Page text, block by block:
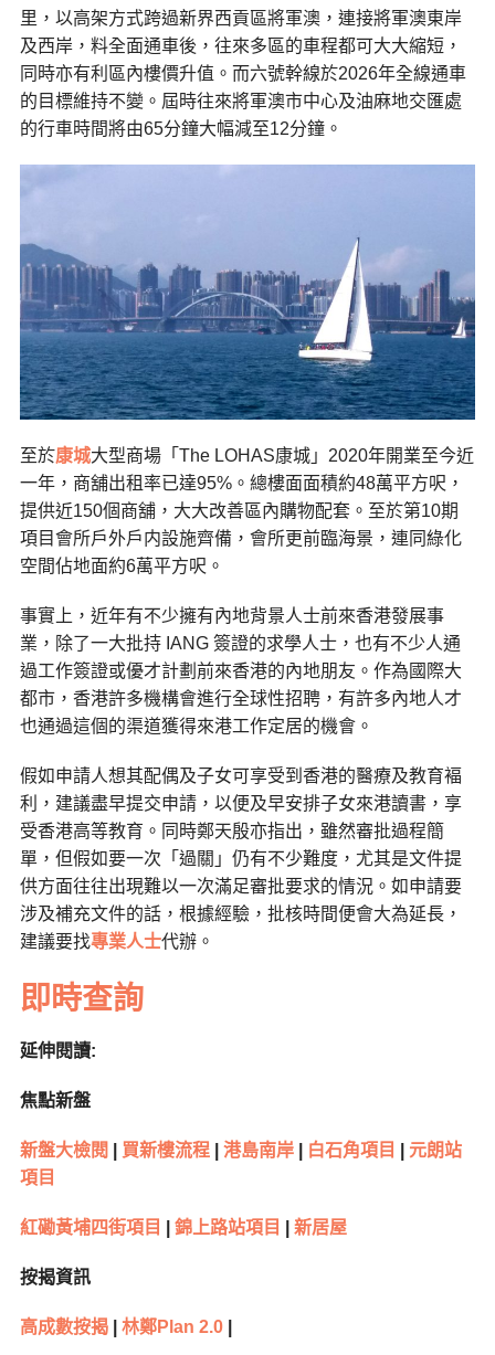
里，以高架方式跨過新界西貢區將軍澳，連接將軍澳東岸
及西岸，料全面通車後，往來多區的車程都可大大縮短，
同時亦有利區內樓價升值。而六號幹線於2026年全線通車
的目標維持不變。屆時往來將軍澳市中心及油麻地交匯處
的行車時間將由65分鐘大幅減至12分鐘。
至於康城大型商場「The LOHAS康城」2020年開業至今近
一年，商舖出租率已達95%。總樓面面積約48萬平方呎，
提供近150個商舖，大大改善區內購物配套。至於第10期
項目會所戶外戶内設施齊備，會所更前臨海景，連同綠化
空間佔地面約6萬平方呎。
事實上， 近年有不少擁有內地背景人士前來香港發展事
業，除了一大批持 IANG 簽證的求學人士，也有不少人通
過工作簽證或優才計劃前來香港的內地朋友。 作為國際大
都市，香港許多機構會進行全球性招聘，有許多內地人才
也通過這個的渠道獲得來港工作定居的機會。
假如申請人想其配偶及子女可享受到香港的醫療及教育褔
利，建議盡早提交申請，以便及早安排子女來港讀書，享
受香港高等教育。同時鄭天殷亦指出，雖然審批過程簡
單，但假如要一次「過關」仍有不少難度，尤其是文件提
供方面往往出現難以一次滿足審批要求的情況。如申請要
涉及補充文件的話，根據經驗，批核時間便會大為延長，
建議要找專業人士代辦。
即時查詢
延伸閱讀:
焦點新盤
新盤大檢閱 買新樓流程| 港島南岸| 白石角項目
元朗站
項目
紅磡黃埔四街項目 錦上路站項目 新居屋
按揭資訊
高成數按揭| 林鄭Plan 2.0|